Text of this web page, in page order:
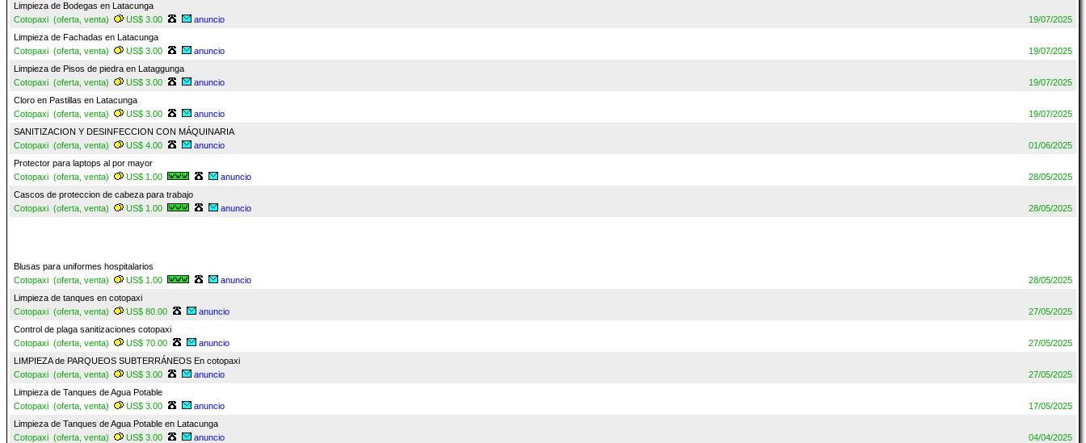
Limpieza de Bodegas en Latacunga
Cotopaxi (oferta, venta)
US$ 3.00 anuncio
19/07/2025
Limpieza de Fachadas en Latacunga
Cotopaxi (oferta, venta)
US$ 3.00 anuncio
19/07/2025
Limpieza de Pisos de piedra en Lataggunga
Cotopaxi (oferta, venta)
US$ 3.00 anuncio
19/07/2025
Cloro en Pastillas en Latacunga
Cotopaxi (oferta, venta)
US$ 3.00 anuncio
19/07/2025
SANITIZACION Y DESINFECCION CON MÁQUINARIA
Cotopaxi (oferta, venta)
US$ 4.00 anuncio
01/06/2025
Protector para laptops al por mayor
Cotopaxi (oferta, venta)
US$ 1.00 anuncio
28/05/2025
Cascos de proteccion de cabeza para trabajo
Cotopaxi (oferta, venta)
US$ 1.00 anuncio 28/05/2025
Blusas para uniformes hospitalarios
Cotopaxi (oferta, venta)
US$ 1.00 anuncio
28/05/2025
Limpieza de tanques en cotopaxi
Cotopaxi (oferta, venta)
US$ 80.00 anuncio
27/05/2025
Control de plaga sanitizaciones cotopaxi
Cotopaxi (oferta, venta)
US$ 70.00 anuncio
27/05/2025
LIMPIEZA de PARQUEOS SUBTERRÁNEOS En cotopaxi
Cotopaxi (oferta, venta)
US$ 3.00 anuncio
27/05/2025
Limpieza de Tanques de Agua Potable
Cotopaxi (oferta, venta)
US$ 3.00 anuncio
17/05/2025
Limpieza de Tanques de Agua Potable en Latacunga
Cotopaxi (oferta, venta)
US$ 3.00 anuncio 04/04/2025